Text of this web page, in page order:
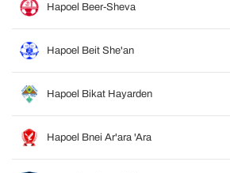
Hapoel Beer-Sheva
Hapoel Beit She'an
Hapoel Bikat Hayarden
Hapoel Bnei Ar'ara 'Ara